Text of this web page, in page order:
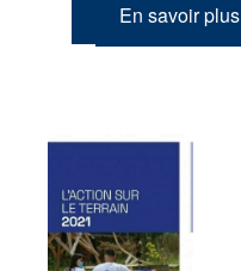
En savoir plus